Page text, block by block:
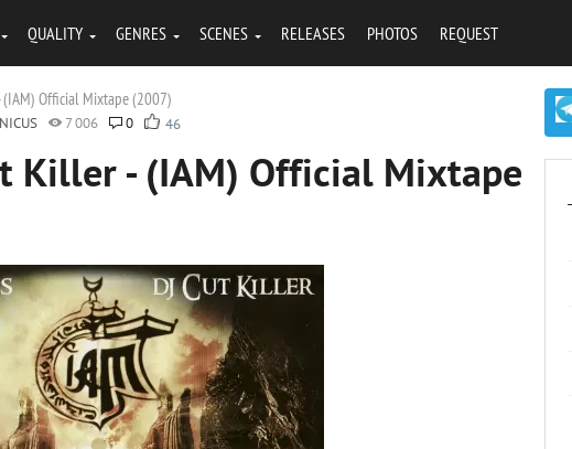
QUALITY GENRES SCENES RELEASES PHOTOS REQUEST
Official Mixtape (2007)
7 006 0 46
Killer - (IAM) Official Mixtape